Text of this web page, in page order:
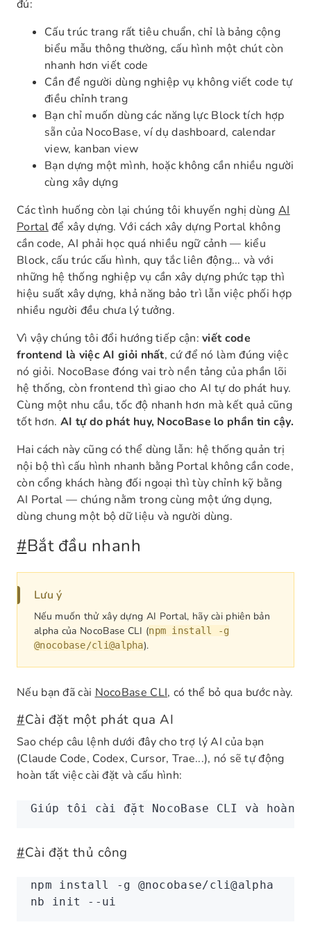
đủ:
Cấu trúc trang rất tiêu chuẩn, chỉ là bảng cộng
biểu mẫu thông thường, cấu hình một chút còn
nhanh hơn viết code
Cần để người dùng nghiệp vụ không viết code tự
điều chỉnh trang
Bạn chỉ muốn dùng các năng lực Block tích hợp
sẵn của NocoBase, ví dụ dashboard, calendar
view, kanban view
Bạn dựng một mình, hoặc không cần nhiều người
cùng xây dựng
Các tình huống còn lại chúng tôi khuyến nghị dùng AI
Portalđể xây dựng. Với cách xây dựng Portal không
cần code, AI phải học quá nhiều ngữ cảnh — kiểu
Block, cấu trúc cấu hình, quy tắc liên động... và với
những hệ thống nghiệp vụ cần xây dựng phức tạp thì
hiệu suất xây dựng, khả năng bảo trì lẫn việc phối hợp
nhiều người đều chưa lý tưởng.
Vì vậy chúng tôi đổi hướng tiếp cận:viết code
frontend là việc AI giỏi nhất, cứ để nó làm đúng việc
nó giỏi. NocoBase đóng vai trò nền tảng của phần lõi
hệ thống, còn frontend thì giao cho AI tự do phát huy.
Cùng một nhu cầu, tốc độ nhanh hơn mà kết quả cũng
tốt hơn. AI tự do phát huy, NocoBase lo phần tin cậy.
Hai cách này cũng có thể dùng lẫn: hệ thống quản trị
nội bộ thì cấu hình nhanh bằng Portal không cần code,
còn cổng khách hàng đối ngoại thì tùy chỉnh kỹ bằng
AI Portal — chúng nằm trong cùng một ứng dụng,
dùng chung một bộ dữ liệu và người dùng.
#Bắt đầu nhanh
Lưu ý
Nếu muốn thử xây dựng AI Portal, hãy cài phiên bản
alpha của NocoBase CLI (npm install -g
@nocobase/cli@alpha).
Nếu bạn đã cài NocoBase CLI, có thể bỏ qua bước này.
#Cài đặt một phát qua AI
Sao chép câu lệnh dưới đây cho trợ lý AI của bạn
(Claude Code, Codex, Cursor, Trae...), nó sẽ tự động
hoàn tất việc cài đặt và cấu hình:
Giúp tôi cài đặt NocoBase CLI và
#Cài đặt thủ công
npm install -g @nocobase/cli@alpha
nb init --ui